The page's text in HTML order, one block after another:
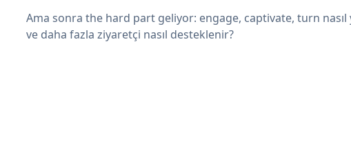
Ama sonra the hard part geliyor: engage, captivate, turn nasıl
ve daha fazla ziyaretçi nasıl desteklenir?